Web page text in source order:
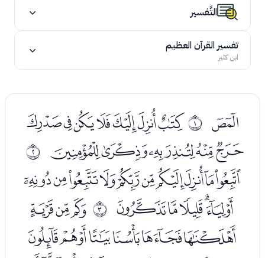
التَّفسير
تفسير القرآن العظيم
ابن كثير
ﭑ ﰀﭓﭔﭕﭖﭗﭘﭙ
ﭚﭛﭜﭝﭞﭟ ﰁ
ﭡﭢﭣﭤﭥﭦﭧﭨﭩﭪ
ﭫﭬﭭﭮﭯ ﰂ ﭱﭲﭳ
ﭴﭵﭶﭷﭸﭹﭺ